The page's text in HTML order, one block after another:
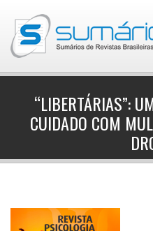
“LIBERTÁRIAS”:
CUIDADO COM